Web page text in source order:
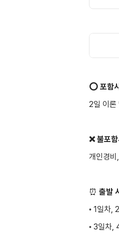
⭕️ 포함
2일 이론
❌ 불포
개인경
⏰ 출발
•1일차,
•3일차,